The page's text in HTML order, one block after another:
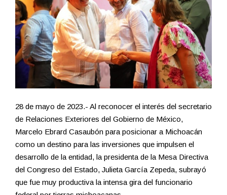
28 de mayo de 2023.- Al reconocer el interés del secretario
de Relaciones Exteriores del Gobierno de México,
Marcelo Ebrard Casaubón para posicionar a Michoacán
como un destino para las inversiones que impulsen el
desarrollo de la entidad, la presidenta de la Mesa Directiva
del Congreso del Estado, Julieta García Zepeda, subrayó
que fue muy productiva la intensa gira del funcionario